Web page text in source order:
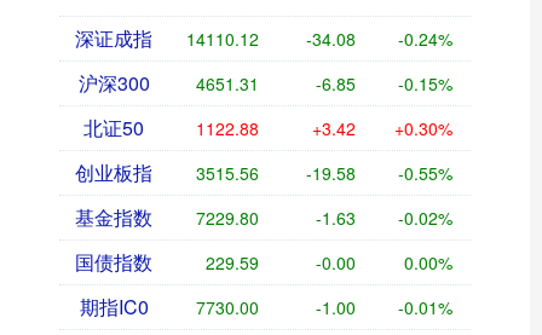
深证成指 14110.12 -34.08 -0.24%
沪深300 4651.31 -6.85 -0.15%
北证50 1122.88 +3.42 +0.30%
创业板指 3515.56 -19.58 -0.55%
基金指数 7229.80 -1.63 -0.02%
国债指数 229.59 -0.00 0.00%
期指IC0 7730.00 -1.00 -0.01%